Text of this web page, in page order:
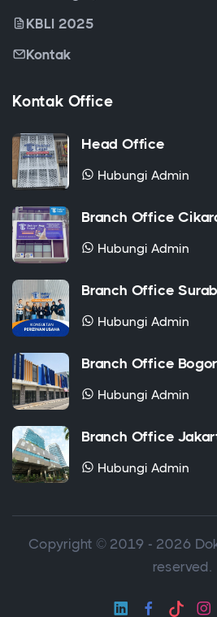
KBLI 2025
Kontak
Kontak Office
Head Office
Hubungi Admin
Branch Office
Hubungi Admin
Branch Office
Hubungi Admin
Branch Office Bogor
Hubungi Admin
Branch Office
Hubungi Admin
Copyright © 2019 - 2026
reserved.